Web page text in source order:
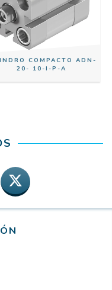
COMPACTO ADN-
20- 10-I-P-A